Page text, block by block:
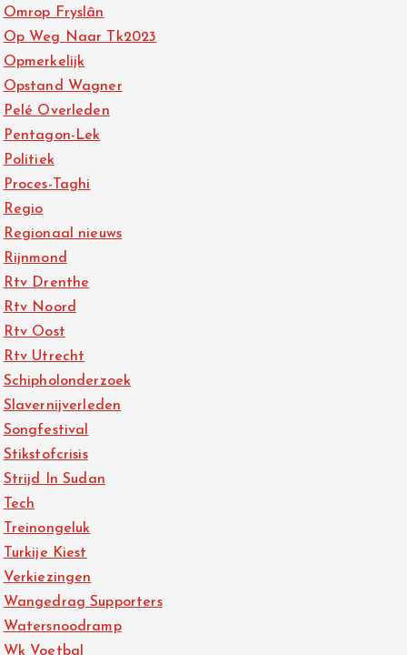
Omrop Fryslân
Op Weg Naar Tk2023
Opmerkelijk
Opstand Wagner
Pelé Overleden
Pentagon-Lek
Politiek
Proces-Taghi
Regio
Regionaal nieuws
Rijnmond
Rtv Drenthe
Rtv Noord
Rtv Oost
Rtv Utrecht
Schipholonderzoek
Slavernijverleden
Songfestival
Stikstofcrisis
Strijd In Sudan
Tech
Treinongeluk
Turkije Kiest
Verkiezingen
Wangedrag Supporters
Watersnoodramp
Wk Voetbal